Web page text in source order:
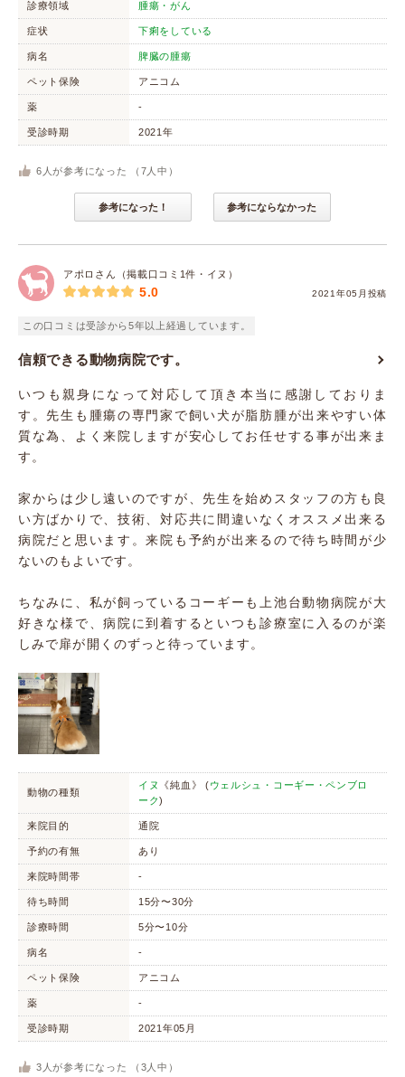
診療領域 腫瘍・がん
症状 下痢をしている
病名 脾臓の腫瘍
ペット保険 アニコム
薬 -
受診時期 2021年
6 人が参考になった （ 7 人中）
参考になった！ 参考にならなかった
アポロさん（掲載口コミ1件・イヌ）
2021年05月投稿
5.0
この口コミは受診から5年以上経過しています。
信頼できる動物病院です。
いつも親身になって対応して頂き本当に感謝しておりま
す。先生も腫瘍の専門家で飼い犬が脂肪腫が出来やすい体
質な為、よく来院しますが安心してお任せする事が出来ま
す。
家からは少し遠いのですが、先生を始めスタッフの方も良
い方ばかりで、技術、対応共に間違いなくオススメ出来る
病院だと思います。来院も予約が出来るので待ち時間が少
ないのもよいです。
ちなみに、私が飼っているコーギーも上池台動物病院が大
好きな様で、病院に到着するといつも診療室に入るのが楽
しみで扉が開くのずっと待っています。
動物の種類
イヌ 《純血》 (ウェルシュ・コーギー・ペンブロ
ーク)
来院目的 通院
予約の有無 あり
来院時間帯 -
待ち時間 15分〜30分
診療時間 5分〜10分
病名 -
ペット保険 アニコム
薬 -
受診時期 2021年05月
3 人が参考になった （ 3 人中）